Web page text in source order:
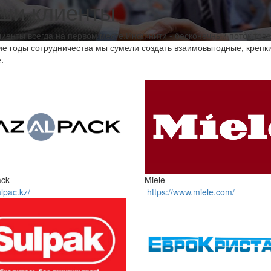
клиенты
всегда на первом месте.Инфинити - бесконечный поток
годы сотрудничества мы сумели создать взаимовыгодные,
Miele
https://www.miele.com/